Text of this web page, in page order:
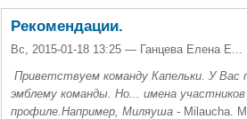
Рекомендации.
Вс, 2015-01-18 13:25 — Ганцева Елена Е...
Приветствуем команду Капельки. У
эмблему команды. Но... имена
профиле.Например, Миляуша - Milaucha.